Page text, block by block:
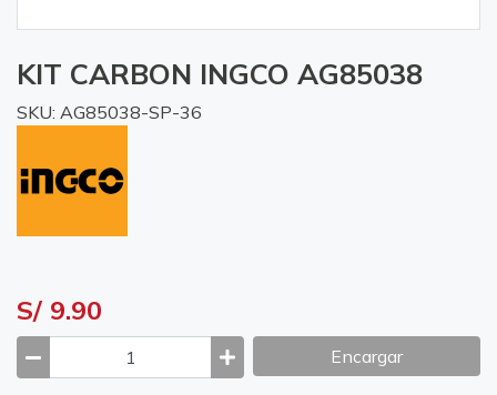
KIT CARBON INGCO AG85038
SKU: AG85038-SP-36
S/ 9.90
Encargar